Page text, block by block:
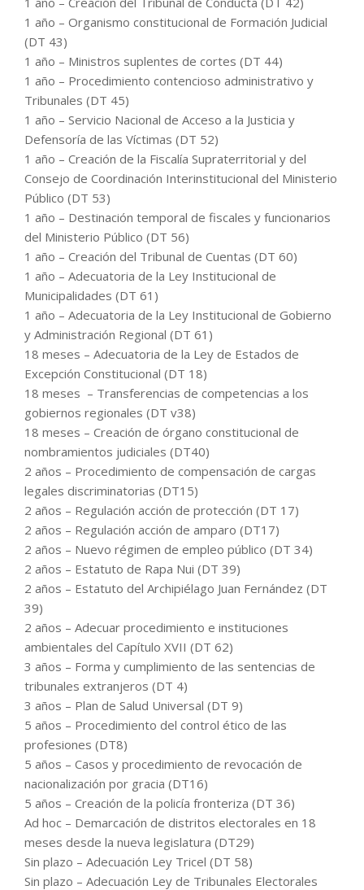
1 año – Organismo constitucional de Formación Judicial
(DT 43)
1 año – Ministros suplentes de cortes (DT 44)
1 año – Procedimiento contencioso administrativo y
Tribunales (DT 45)
1 año – Servicio Nacional de Acceso a la Justicia y
Defensoría de las Víctimas (DT 52)
1 año – Creación de la Fiscalía Supraterritorial y del
Consejo de Coordinación Interinstitucional del Ministerio
Público (DT 53)
1 año – Destinación temporal de fiscales y funcionarios
del Ministerio Público (DT 56)
1 año – Creación del Tribunal de Cuentas (DT 60)
1 año – Adecuatoria de la Ley Institucional de
Municipalidades (DT 61)
1 año – Adecuatoria de la Ley Institucional de Gobierno
y Administración Regional (DT 61)
18 meses – Adecuatoria de la Ley de Estados de
Excepción Constitucional (DT 18)
18 meses – Transferencias de competencias a los
gobiernos regionales (DT v38)
18 meses – Creación de órgano constitucional de
nombramientos judiciales (DT40)
2 años – Procedimiento de compensación de cargas
legales discriminatorias (DT15)
2 años – Regulación acción de protección (DT 17)
2 años – Regulación acción de amparo (DT17)
2 años – Nuevo régimen de empleo público (DT 34)
2 años – Estatuto de Rapa Nui (DT 39)
2 años – Estatuto del Archipiélago Juan Fernández (DT
39)
2 años – Adecuar procedimiento e instituciones
ambientales del Capítulo XVII (DT 62)
3 años – Forma y cumplimiento de las sentencias de
tribunales extranjeros (DT 4)
3 años – Plan de Salud Universal (DT 9)
5 años – Procedimiento del control ético de las
profesiones (DT8)
5 años – Casos y procedimiento de revocación de
nacionalización por gracia (DT16)
5 años – Creación de la policía fronteriza (DT 36)
Ad hoc – Demarcación de distritos electorales en 18
meses desde la nueva legislatura (DT29)
Sin plazo – Adecuación Ley Tricel (DT 58)
Sin plazo – Adecuación Ley de Tribunales Electorales